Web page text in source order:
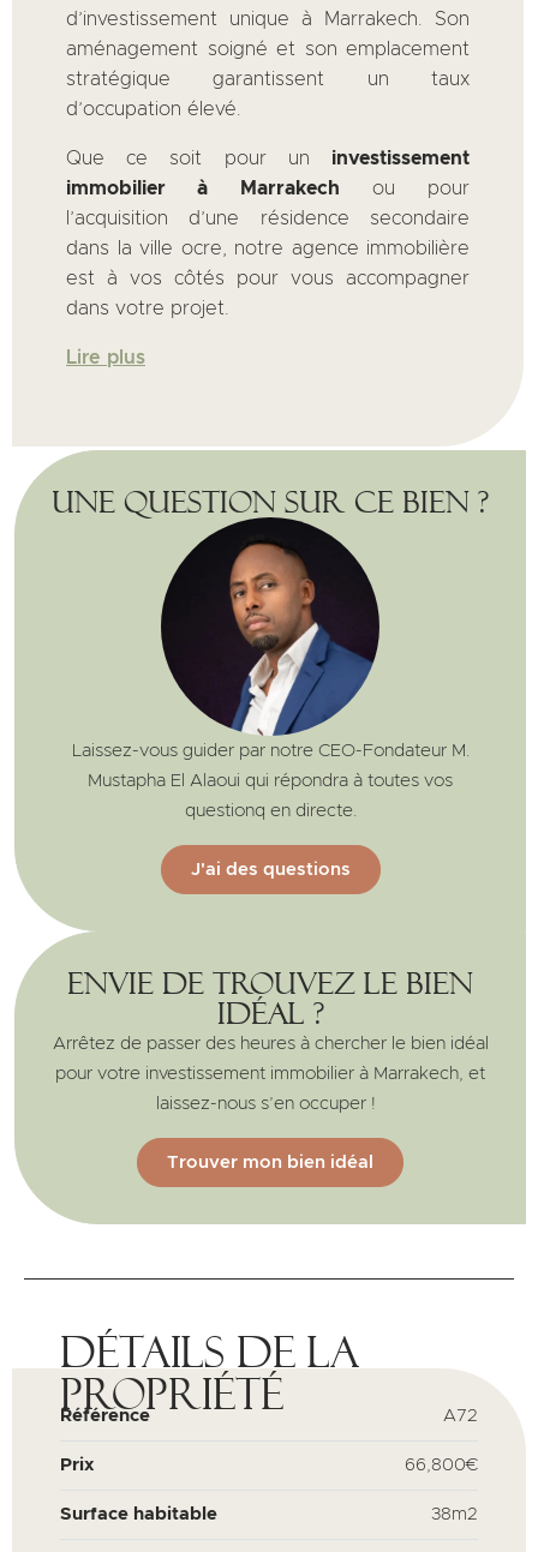
d’investissement unique à Marrakech. Son
aménagement soigné et son emplacement
stratégique garantissent un taux
d’occupation élevé.
Que ce soit pour un investissement
immobilier à Marrakech ou pour
l’acquisition d’une résidence secondaire
dans la ville ocre, notre agence immobilière
est à vos côtés pour vous accompagner
dans votre projet.
Lire plus
Envie de trouvez le bien
idéal ?
Arrêtez de passer des heures à chercher le bien idéal
pour votre investissement immobilier à Marrakech, et
laissez-nous s’en occuper !
Trouver mon bien idéal
Une question sur ce bien ?
Laissez-vous guider par notre CEO-Fondateur M.
Mustapha El Alaoui qui répondra à toutes vos
questionq en directe.
J'ai des questions
Détails de la
propriété
Référence A72
Prix 66,800€
Surface habitable 38m2